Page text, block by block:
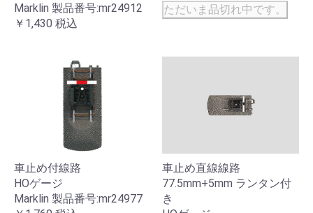
Marklin 製品番号:mr24912
￥1,430 税込
ただいま品切れ中です。
車止め付線路
HOゲージ
Marklin 製品番号:mr24977
車止め直線線路
77.5mm+5mm ランタン付
き